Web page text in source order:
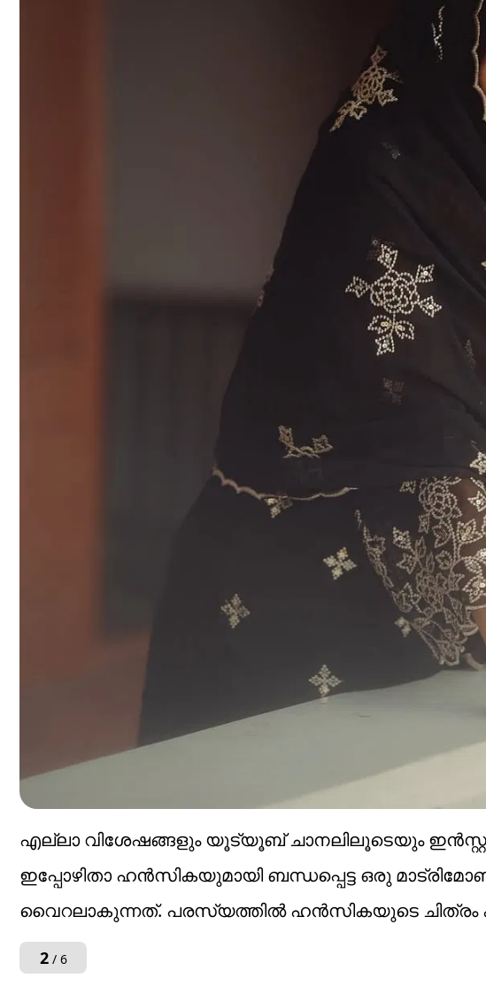
എല്ലാ വിശേഷങ്ങളും യൂട്യൂബ് ചാനലിലൂടെയും
ഇപ്പോഴിതാ ഹൻസികയുമായി ബന്ധപ്പെട്ട ഒരു
വൈറലാകുന്നത്. പരസ്യത്തിൽ ഹൻസികയുടെ ചിത്രം
2/ 6